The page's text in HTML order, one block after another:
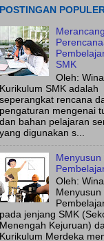
POSTINGAN
Merancang
SMK
Oleh:
Kurikulum SMK adalah
seperangkat rencana
pengaturan mengenai
dan bahan pelajaran
yang digunakan s...
Menyusun
Oleh:
Menyusun
pada jenjang SMK
Menengah Kejuruan)
Kurikulum Merdeka